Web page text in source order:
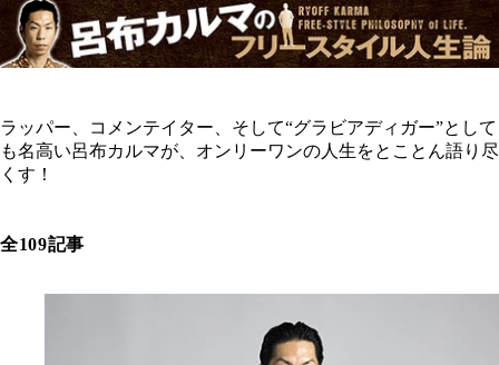
ラッパー、コメンテイター、そして“グラビアディガー”として
も名高い呂布カルマが、オンリーワンの人生をとことん語り尽
くす！
全109記事